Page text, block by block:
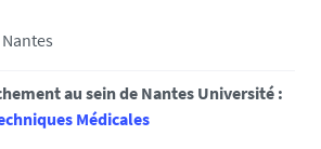
au sein de Nantes Université :
Médicales